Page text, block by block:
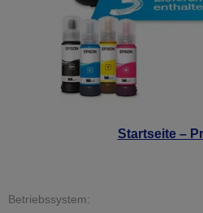
Startseite –
Betriebssystem: